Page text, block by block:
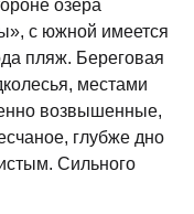
озера
с южной имеется
пляж. Береговая
местами
возвышенные,
глубже дно
Сильного